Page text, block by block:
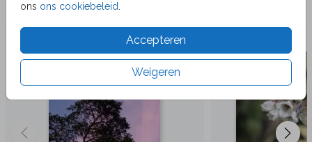
ons ons cookiebeleid
Accepteren
Weigeren
Veel gekozen producten